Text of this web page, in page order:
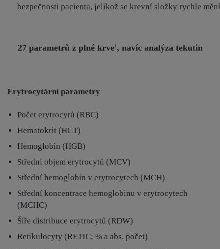
bezpečnosti pacienta, jelikož se krevní složky rychle
27 parametrů z plné krve†, navíc analýza tekutin
Erytrocytární parametry
Počet erytrocytů (RBC)
Hematokrit (HCT)
Hemoglobin (HGB)
Střední objem erytrocytů (MCV)
Střední hemoglobin v erytrocytech (MCH)
Střední koncentrace hemoglobinu v erytrocytech
(MCHC)
Šíře distribuce erytrocytů (RDW)
Retikulocyty (RETIC; % a abs. počet)